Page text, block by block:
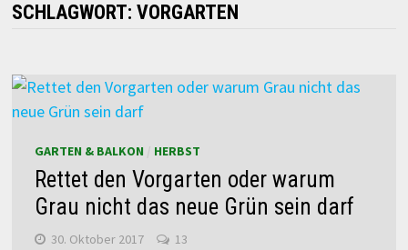
SCHLAGWORT: VORGARTEN
GARTEN & BALKON HERBST
Rettet den Vorgarten oder warum
Grau nicht das neue Grün sein darf
30. Oktober 2017 13